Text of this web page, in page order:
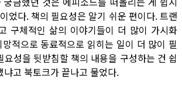
었다. 책의 필요성은 알기 쉬운 편이다. 트랜
구체적인 삶의 이야기들이 더 많이 가시화
적으로 동료적으로 읽히는 일이 더 많이 필
성을 뒷받침할 책의 내용을 구성하는 건 쉽
냐고 북토크가 끝나고 물었다.